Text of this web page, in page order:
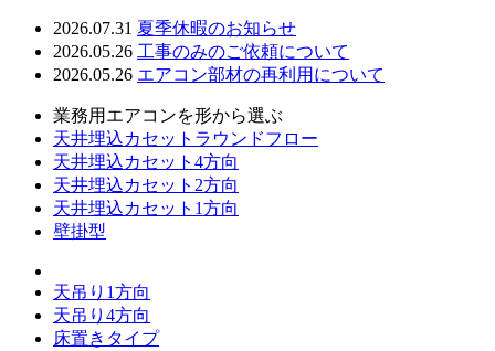
2026.07.31 夏季休暇のお知らせ
2026.05.26 工事のみのご依頼について
2026.05.26 エアコン部材の再利用について
業務用エアコンを形から選ぶ
天井埋込カセットラウンドフロー
天井埋込カセット4方向
天井埋込カセット2方向
天井埋込カセット1方向
壁掛型
天吊り1方向
天吊り4方向
床置きタイプ